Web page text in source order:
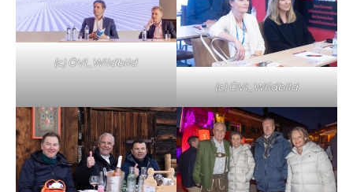
(c) ÖVI_Wildbild
(c) ÖVI_Wildbild